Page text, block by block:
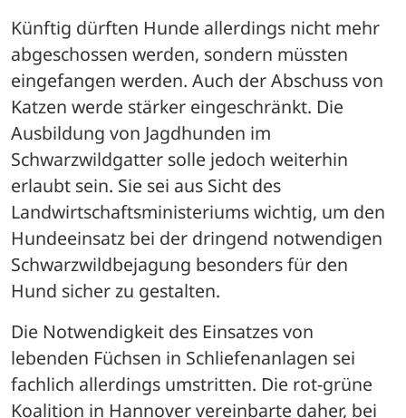
Künftig dürften Hunde allerdings nicht mehr
abgeschossen werden, sondern müssten
eingefangen werden. Auch der Abschuss von
Katzen werde stärker eingeschränkt. Die
Ausbildung von Jagdhunden im
Schwarzwildgatter solle jedoch weiterhin
erlaubt sein. Sie sei aus Sicht des
Landwirtschaftsministeriums wichtig, um den
Hundeeinsatz bei der dringend notwendigen
Schwarzwildbejagung besonders für den
Hund sicher zu gestalten.
Die Notwendigkeit des Einsatzes von
lebenden Füchsen in Schliefenanlagen sei
fachlich allerdings umstritten. Die rot-grüne
Koalition in Hannover vereinbarte daher, bei